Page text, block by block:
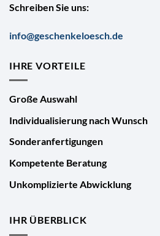
Schreiben Sie uns:
info@geschenkeloesch.de
IHRE VORTEILE
Große Auswahl
Individualisierung nach Wunsch
Sonderanfertigungen
Kompetente Beratung
Unkomplizierte Abwicklung
IHR ÜBERBLICK